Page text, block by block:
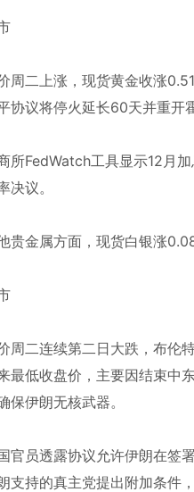
周二上涨，现货黄金收涨
协议将停火延长60天并重开
所FedWatch工具显示12月
决议。
贵金属方面，现货白银涨
周二连续第二日大跌，布伦
最低收盘价，主要因结束中
保伊朗无核武器。
官员透露协议允许伊朗在签
支持的真主党提出附加条件